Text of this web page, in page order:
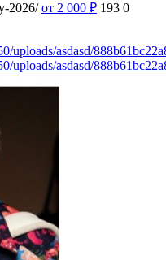
2026/ от 2 000 ₽ 193 0
uploads/asdasd/
uploads/asdasd/